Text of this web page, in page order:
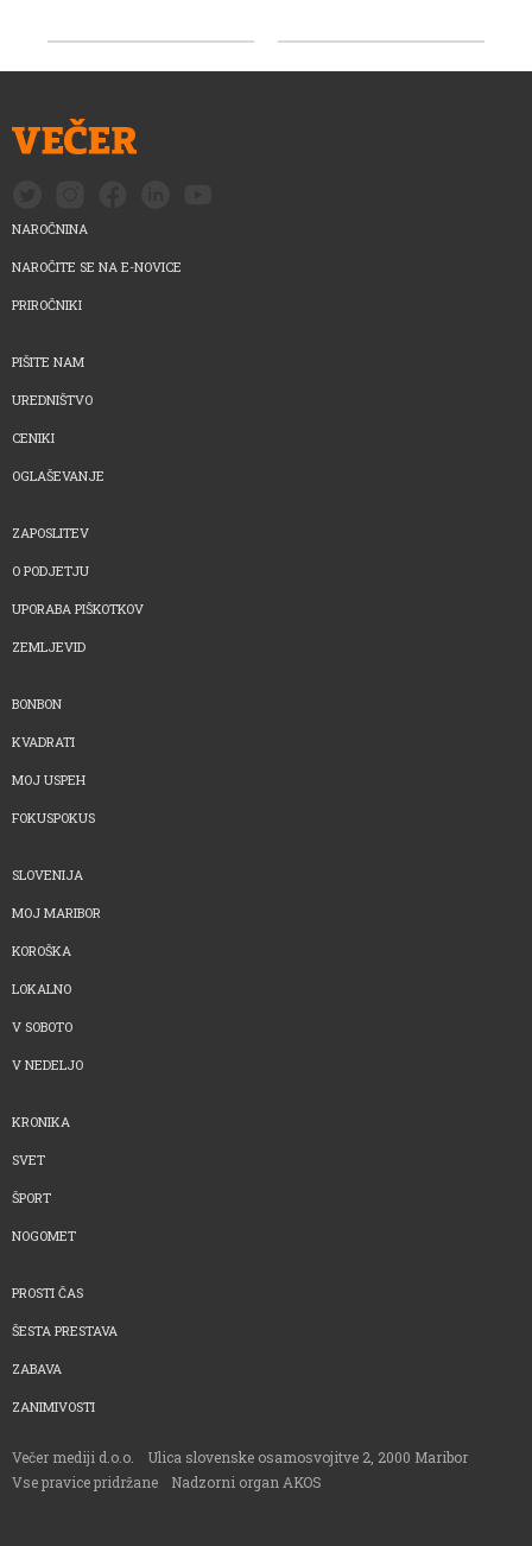
NAROČNINA
NAROČITE SE NA E-NOVICE
PRIROČNIKI
PIŠITE NAM
UREDNIŠTVO
CENIKI
OGLAŠEVANJE
ZAPOSLITEV
O PODJETJU
UPORABA PIŠKOTKOV
ZEMLJEVID
BONBON
KVADRATI
MOJ USPEH
FOKUSPOKUS
SLOVENIJA
MOJ MARIBOR
KOROŠKA
LOKALNO
V SOBOTO
V NEDELJO
KRONIKA
SVET
ŠPORT
NOGOMET
PROSTI ČAS
ŠESTA PRESTAVA
ZABAVA
ZANIMIVOSTI
Večer mediji d.o.o.
Ulica slovenske osamosvojitve 2, 2000 Maribor
Vse pravice pridržane
Nadzorni organ AKOS